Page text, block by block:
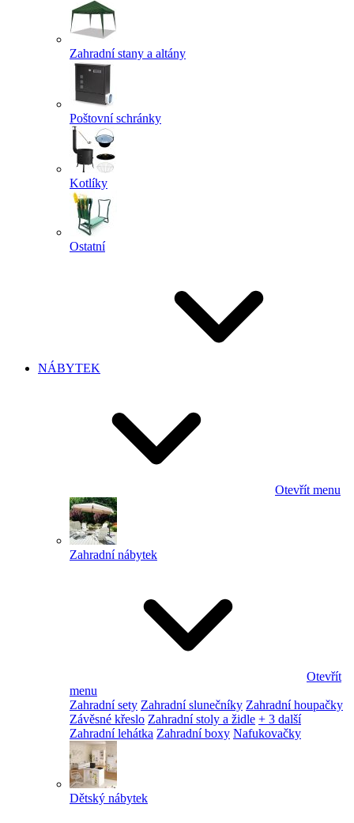
Zahradní stany a altány
Poštovní schránky
Kotlíky
Ostatní
NÁBYTEK
Otevřít menu
Zahradní nábytek
Otevřít
menu
Zahradní sety Zahradní slunečníky Zahradní houpačky
Závěsné křeslo Zahradní stoly a židle + 3 další
Zahradní lehátka Zahradní boxy Nafukovačky
Dětský nábytek